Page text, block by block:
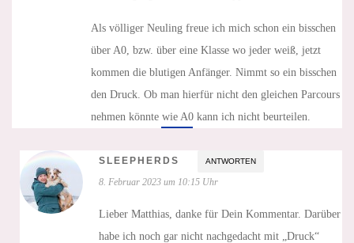
Als völliger Neuling freue ich mich schon ein bisschen
über A0, bzw. über eine Klasse wo jeder weiß, jetzt
kommen die blutigen Anfänger. Nimmt so ein bisschen
den Druck. Ob man hierfür nicht den gleichen Parcours
nehmen könnte wie A0 kann ich nicht beurteilen.
SLEEPHERDS ANTWORTEN
8. Februar 2023 um 10:15 Uhr
Lieber Matthias, danke für Dein Kommentar. Darüber
habe ich noch gar nicht nachgedacht mit „Druck“